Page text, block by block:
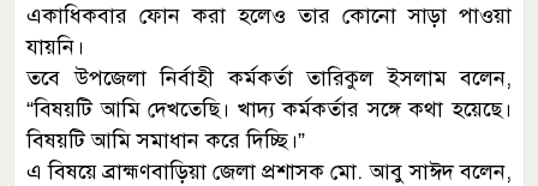
একাধিকবার ফোন করা হলেও তার কোনো সাড়া পাওয়া
যায়নি।
তবে উপজেলা নির্বাহী কর্মকর্তা তারিকুল ইসলাম বলেন,
“বিষয়টি আমি দেখতেছি। খাদ্য কর্মকর্তার সঙ্গে কথা হয়েছে।
বিষয়টি আমি সমাধান করে দিচ্ছি।”
এ বিষয়ে ব্রাহ্মণবাড়িয়া জেলা প্রশাসক মো. আবু সাঈদ বলেন,